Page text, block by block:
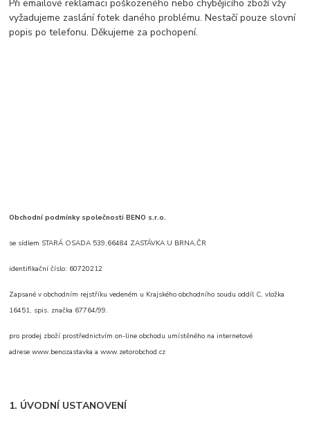
Při emailové reklamaci poškozeného nebo chybějícího zboží vžy
vyžadujeme zaslání fotek daného problému. Nestačí pouze slovní
popis po telefonu. Děkujeme za pochopení.
Obchodní podmínky společnosti BENO s.r.o.
se sídlem STARÁ OSADA 539,66484 ZASTÁVKA U BRNA,ČR
identifikační číslo: 60720212
Zapsané v obchodním rejstříku vedeném u Krajského obchodního soudu oddíl C, vložka
16451, spis. značka 67764/99.
pro prodej zboží prostřednictvím on-line obchodu umístěného na internetové
adrese www.benozastavka a www.zetorobchod.cz
1. ÚVODNÍ USTANOVENÍ